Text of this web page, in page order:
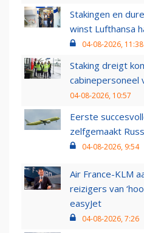
Stakingen en
winst Lufthansa
04-08-2026, 11:38
Staking dreigt
cabinepersoneel
04-08-2026, 10:57
Eerste
zelfgemaakt
04-08-2026, 9:54
Air France-KLM
reizigers van
easyJet
04-08-2026, 7:26